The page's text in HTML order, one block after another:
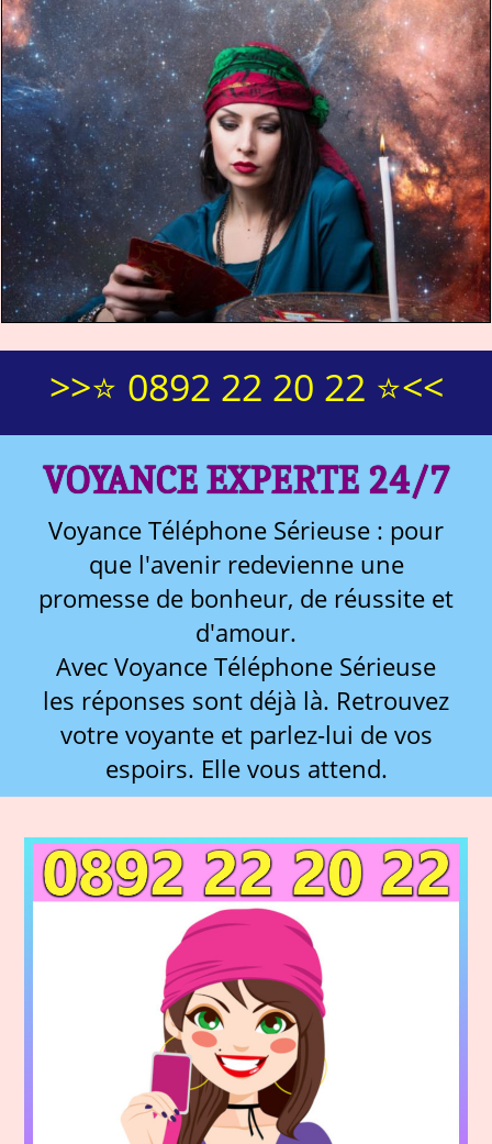
>>⭐ 0892 22 20 22 ⭐<<
VOYANCE EXPERTE 24/7
Voyance Téléphone Sérieuse : pour
que l'avenir redevienne une
promesse de bonheur, de réussite et
d'amour.
Avec Voyance Téléphone Sérieuse
les réponses sont déjà là. Retrouvez
votre voyante et parlez-lui de vos
espoirs. Elle vous attend.